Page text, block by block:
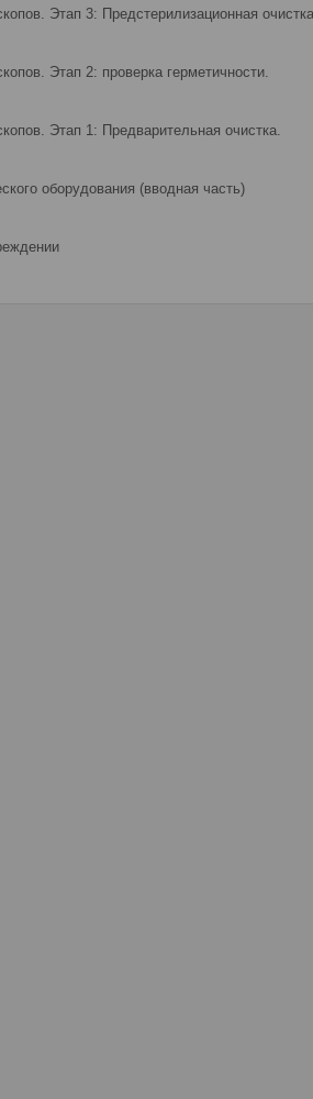
Этап 3: Предстерилизационная
Этап 2: проверка герметичности.
Этап 1: Предварительная очистка.
оборудования (вводная часть)